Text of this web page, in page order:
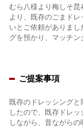
むら八様より梅しそ
より、既存のごまド
いとご依頼がありま
グを預かり、マッチ
ご提案事項
既存のドレッシング
したので、既存ドレ
しながら、昔ながらの